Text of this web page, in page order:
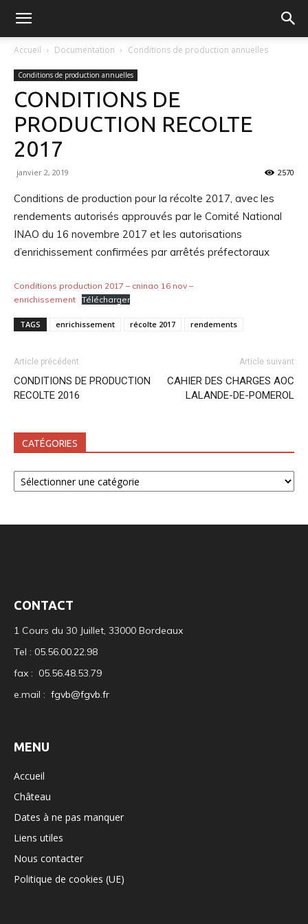
FGVB
Accueil Documentation Conditions de production annuelles
Conditions de production annuelles
CONDITIONS DE
PRODUCTION RECOLTE
2017
janvier 2, 2019 2570
Conditions de production pour la récolte 2017, avec les
rendements autorisés approuvés par le Comité National
INAO du 16 novembre 2017 et les autorisations
d’enrichissement confirmées par arrêtés préfectoraux
Conditions production 2017 – cninao 16 nov –
enrichissement Télécharger
TAGS enrichissement récolte 2017 rendements
Article précédent
CONDITIONS DE PRODUCTION
RECOLTE 2016
Article suivant
CAHIER DES CHARGES AOC
LALANDE-DE-POMEROL
CATÉGORIES
Catégories
CONTACT
1 Cours du 30 Juillet, 33000 Bordeaux
Tel : 05.56.00.22.98
fax : 05.56.48.53.79
e.mail : fgvb@fgvb.fr
MENU
Accueil
Château
Dates à ne pas manquer
Liens utiles
Nous contacter
Politique de cookies (UE)